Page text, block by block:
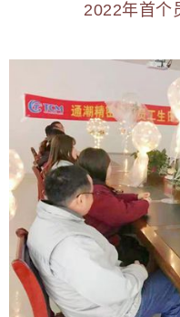
2022年首个